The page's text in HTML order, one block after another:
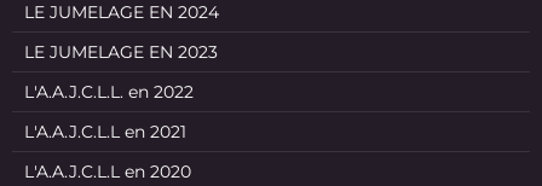
LE JUMELAGE EN 2024
LE JUMELAGE EN 2023
L'A.A.J.C.L.L. en 2022
L'A.A.J.C.L.L en 2021
L'A.A.J.C.L.L en 2020